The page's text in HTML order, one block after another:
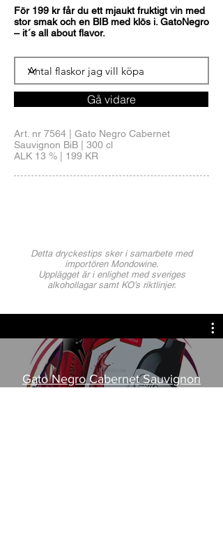
För 199 kr får du ett mjaukt fruktigt vin med
stor smak och en BIB med klös i. GatoNegro
– it´s all about flavor.
Gå vidare
Art. nr 7564 | Gato Negro Cabernet
Sauvignon BiB | 300 cl
ALK 13 % | 199 KR
Detta dryckestips sker i samarbete med
importören Mondowine.
Upplägget är i enlighet med sveriges
alkohollagar samt KO’s riktlinjer.
Gato Negro Cabernet Sauvignon